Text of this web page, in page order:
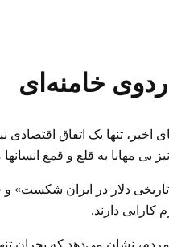
خامنه‌ای
عبور آن از مرز ۱۲۱ هزار تومان در
مشغول است. طوری که تنها در ۱۱ روز
تاریخی دلار در ایران
دارند.
مردم، نشان می‌دهد که